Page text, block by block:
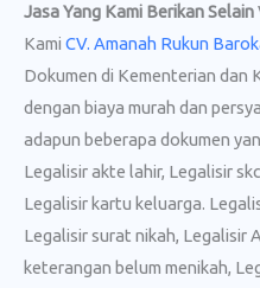
Jasa Yang Kami Berikan Selain
Kami CV. Amanah Rukun
Dokumen di Kementerian dan
dengan biaya murah dan
adapun beberapa dokumen
Legalisir akte lahir, Legalisir
Legalisir kartu keluarga.
Legalisir surat nikah, Legalisir
keterangan belum menikah,